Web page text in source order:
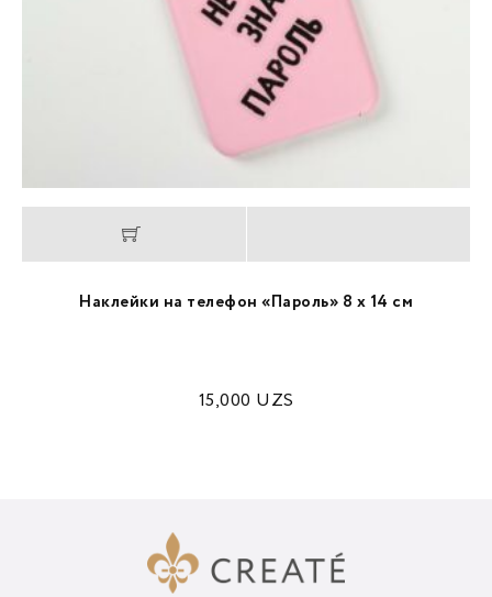
Наклейки на телефон «Пароль» 8 х 14 см
15,000 UZS